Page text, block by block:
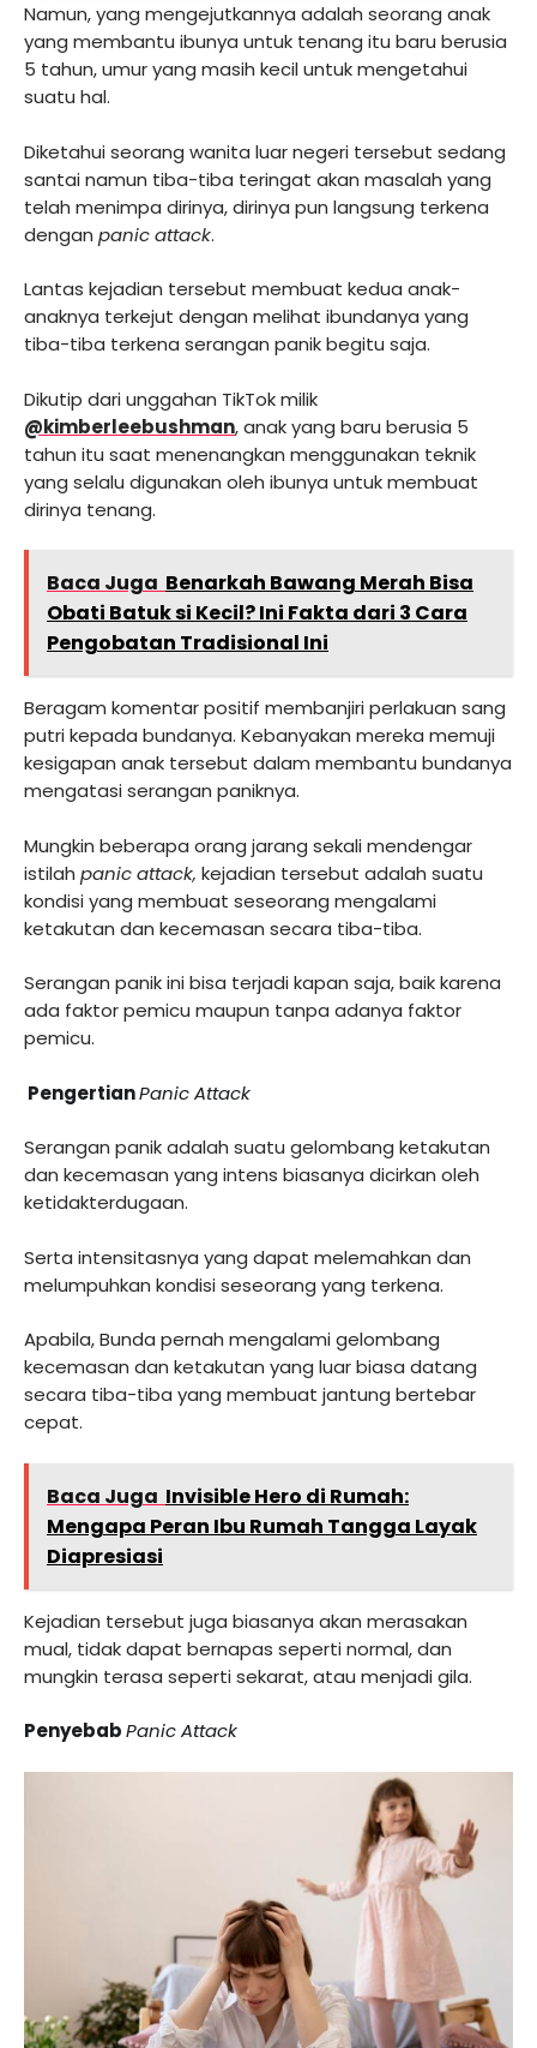
Namun, yang mengejutkannya adalah seorang anak
yang membantu ibunya untuk tenang itu baru berusia
5 tahun, umur yang masih kecil untuk mengetahui
suatu hal.
Diketahui seorang wanita luar negeri tersebut sedang
santai namun tiba-tiba teringat akan masalah yang
telah menimpa dirinya, dirinya pun langsung terkena
dengan panic attack.
Lantas kejadian tersebut membuat kedua anak-
anaknya terkejut dengan melihat ibundanya yang
tiba-tiba terkena serangan panik begitu saja.
Dikutip dari unggahan TikTok milik
@kimberleebushman, anak yang baru berusia 5
tahun itu saat menenangkan menggunakan teknik
yang selalu digunakan oleh ibunya untuk membuat
dirinya tenang.
Baca Juga Benarkah Bawang Merah Bisa
Obati Batuk si Kecil? Ini Fakta dari 3 Cara
Pengobatan Tradisional Ini
Beragam komentar positif membanjiri perlakuan sang
putri kepada bundanya. Kebanyakan mereka memuji
kesigapan anak tersebut dalam membantu bundanya
mengatasi serangan paniknya.
Mungkin beberapa orang jarang sekali mendengar
istilah panic attack, kejadian tersebut adalah suatu
kondisi yang membuat seseorang mengalami
ketakutan dan kecemasan secara tiba-tiba.
Serangan panik ini bisa terjadi kapan saja, baik karena
ada faktor pemicu maupun tanpa adanya faktor
pemicu.
PengertianPanic Attack
Serangan panik adalah suatu gelombang ketakutan
dan kecemasan yang intens biasanya dicirkan oleh
ketidakterdugaan.
Serta intensitasnya yang dapat melemahkan dan
melumpuhkan kondisi seseorang yang terkena.
Apabila, Bunda pernah mengalami gelombang
kecemasan dan ketakutan yang luar biasa datang
secara tiba-tiba yang membuat jantung bertebar
cepat.
Baca Juga Invisible Hero di Rumah:
Mengapa Peran Ibu Rumah Tangga Layak
Diapresiasi
Kejadian tersebut juga biasanya akan merasakan
mual, tidak dapat bernapas seperti normal, dan
mungkin terasa seperti sekarat, atau menjadi gila.
PenyebabPanic Attack